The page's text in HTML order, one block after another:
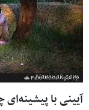
آیینی با